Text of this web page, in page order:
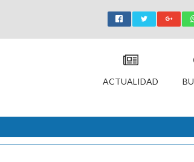
ACTUALIDAD